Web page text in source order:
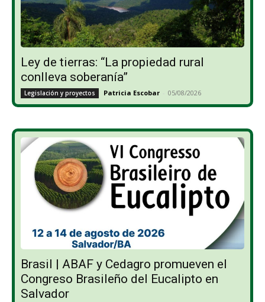
Ley de tierras: “La propiedad rural
conlleva soberanía”
Legislación y proyectos Patricia Escobar - 05/08/2026
Brasil | ABAF y Cedagro promueven el
Congreso Brasileño del Eucalipto en
Salvador